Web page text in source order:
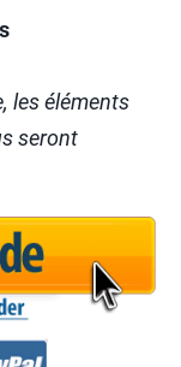
les éléments
seront